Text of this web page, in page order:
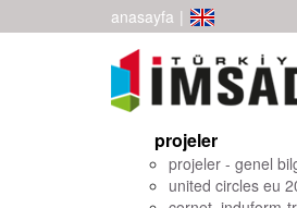
anasayfa |
projeler
projeler - genel
united circles eu